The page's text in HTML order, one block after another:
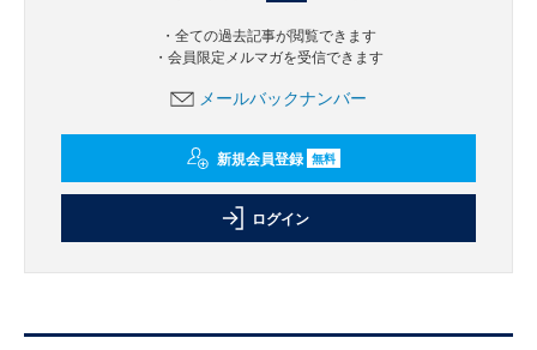
・全ての過去記事が閲覧できます
・会員限定メルマガを受信できます
メールバックナンバー
新規会員登録 無料
ログイン